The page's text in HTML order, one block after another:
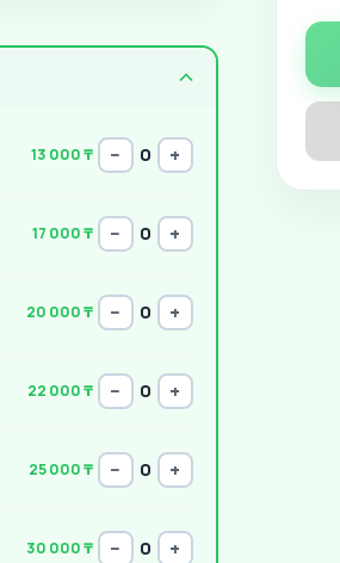
13 000 ₸ − 0 +
17 000 ₸ − 0 +
20 000 ₸ − 0 +
22 000 ₸ − 0 +
25 000 ₸ − 0 +
30 000 ₸ − 0 +